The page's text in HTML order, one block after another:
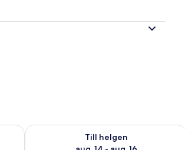
aug. 9 - aug. 10
Till helgen
Kontrollera tillgängligheten för den